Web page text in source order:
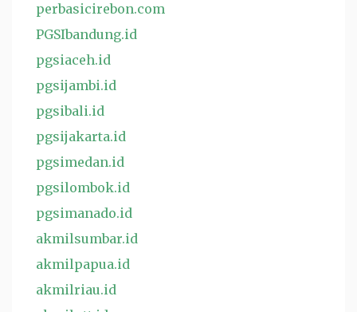
perbasicirebon.com
PGSIbandung.id
pgsiaceh.id
pgsijambi.id
pgsibali.id
pgsijakarta.id
pgsimedan.id
pgsilombok.id
pgsimanado.id
akmilsumbar.id
akmilpapua.id
akmilriau.id